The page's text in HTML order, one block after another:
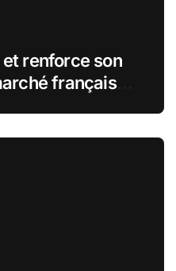
renforce son
français